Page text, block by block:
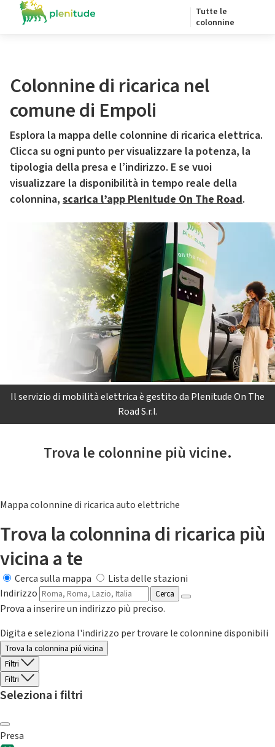
Tutte le
colonnine
Colonnine di ricarica nel
comune di Empoli
Esplora la mappa delle colonnine di ricarica elettrica.
Clicca su ogni punto per visualizzare la potenza, la
tipologia della presa e l’indirizzo. E se vuoi
visualizzare la disponibilità in tempo reale della
colonnina, scarica l’app Plenitude On The Road.
Il servizio di mobilità elettrica è gestito da Plenitude On The
Road S.r.l.
Trova le colonnine più vicine.
Mappa colonnine di ricarica auto elettriche
Trova la colonnina di ricarica più
vicina a te
Cerca sulla mappa
Lista delle stazioni
Indirizzo
Cerca
Prova a inserire un indirizzo più preciso.
Digita e seleziona l'indirizzo per trovare le colonnine disponibili
Trova la colonnina piú vicina
Filtri
Filtri
Seleziona i filtri
Presa